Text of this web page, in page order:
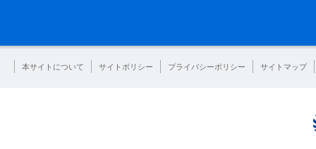
本サイトについて サイトポリシー プライバシーポリシー サイトマップ